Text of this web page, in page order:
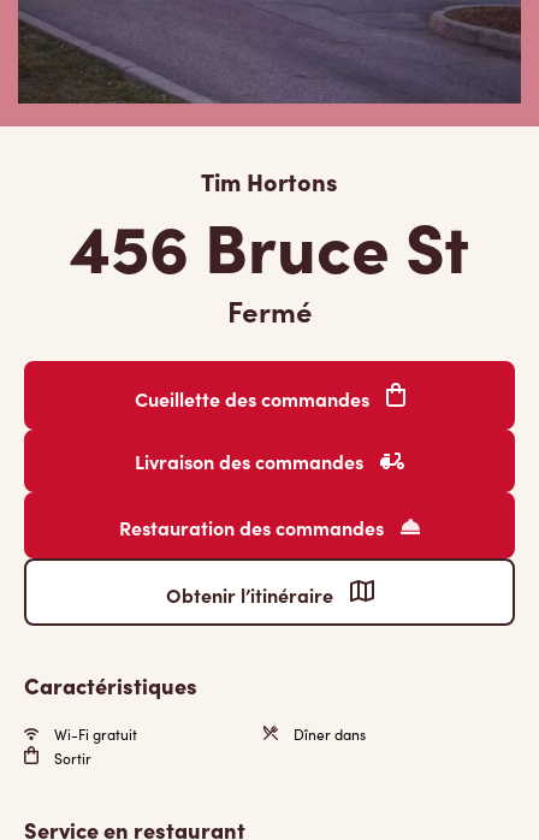
Tim Hortons
456 Bruce St
Fermé
Cueillette des commandes
Livraison des commandes
Restauration des commandes
Obtenir l’itinéraire
Caractéristiques
Wi-Fi gratuit
Dîner dans
Sortir
Service en restaurant